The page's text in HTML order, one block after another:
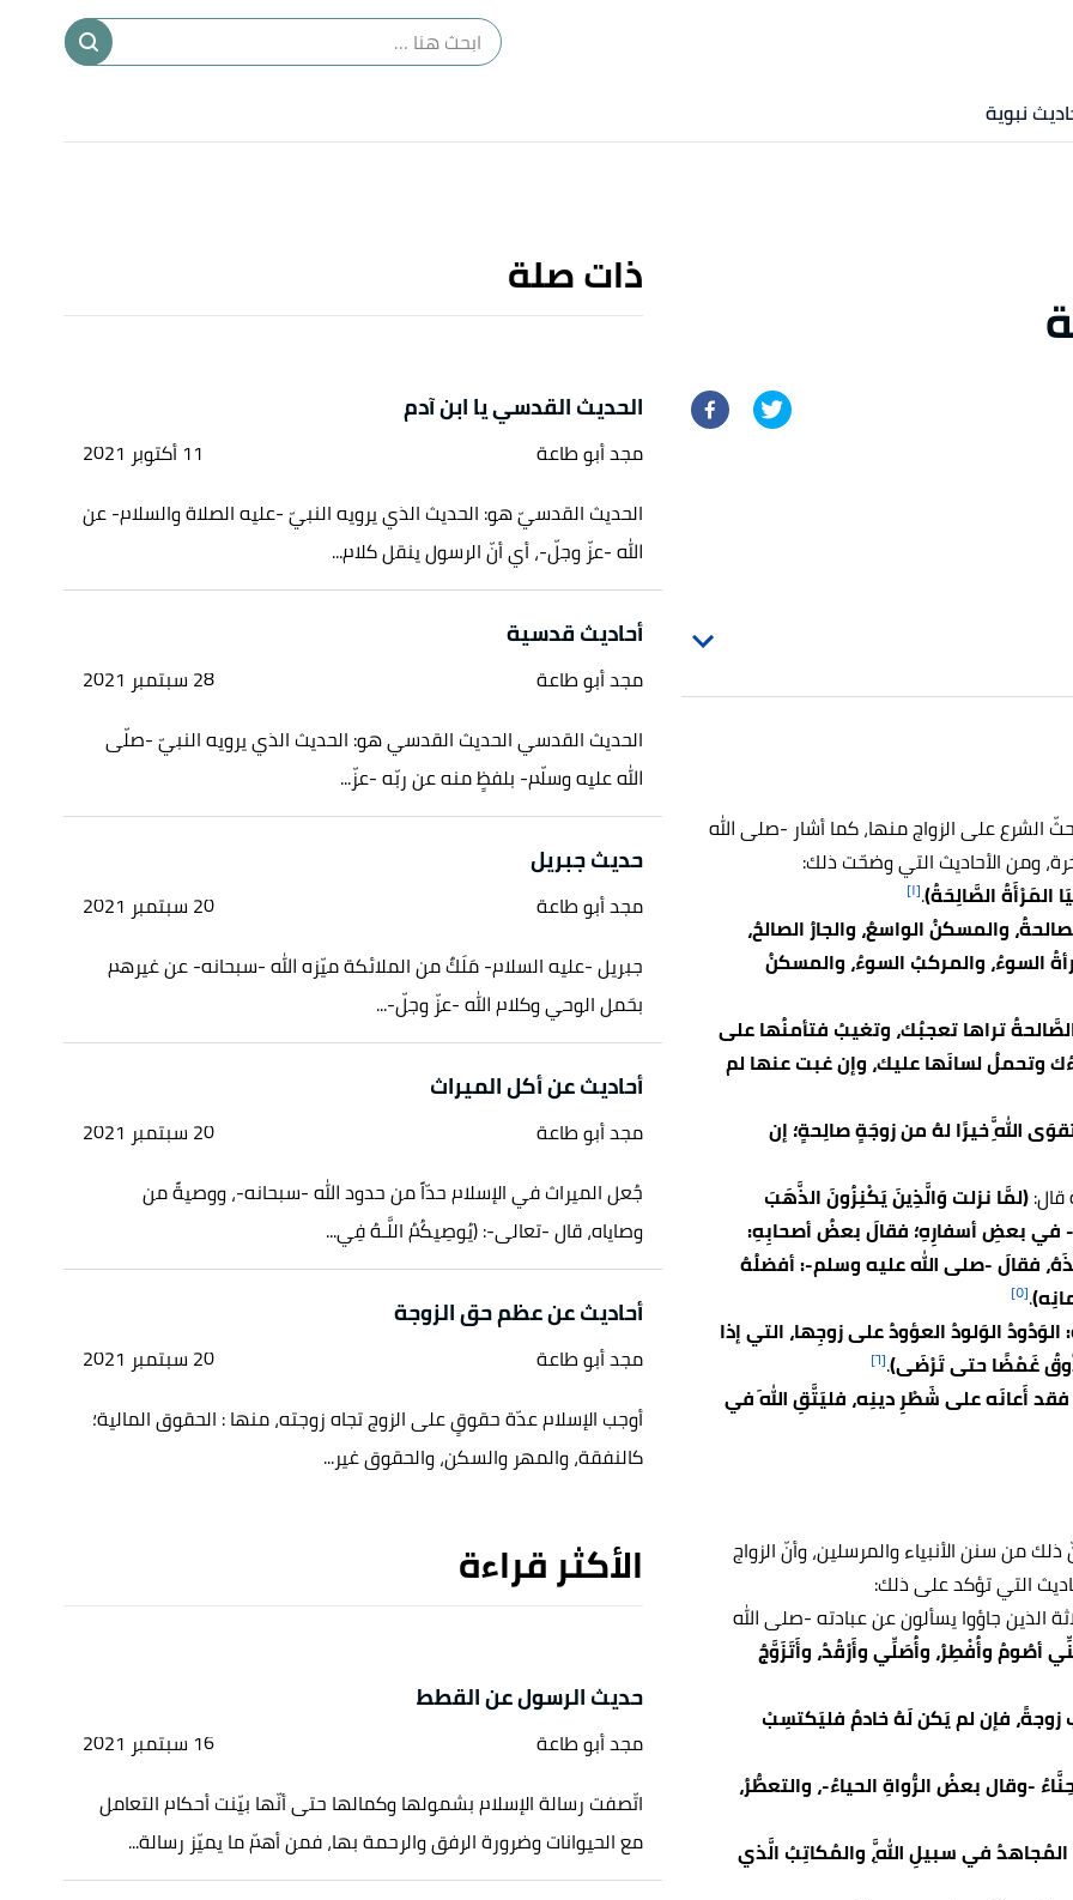
نبوية
الشرع على الزواج منها، كما أشار -صلى الله
ومن الأحاديث التي وضحّت ذلك:
المَرْأَةُ الصَّالِحَةُ).[١]
والمسكنُ الواسعُ، والجارُ الصالحُ،
السوءُ، والمركبُ السوءُ، والمسكنُ
تراها تعجبُك، وتغيبُ فتأمنُها على
وتحملُ لسانَها عليك، وإن غبت عنها لم
اللَّهِ خيرًا لهُ من زوجَةٍ صالِحةٍ؛ إن
قال:(لمَّا نزلت وَالَّذِينَ يَكْنِزُونَ الذَّهَبَ
في بعضِ أسفارِهِ؛ فقالَ بعضُ أصحابِهِ:
فقالَ -صلى الله عليه وسلم-: أفضلُهُ
.[٥]
الوَلودُ العؤودُ على زوجِها، التي إذا
غَمْضًا حتى تَرْضَى).[٦]
فقد أَعانَه على شَطْرِ دينِه، فليَتَّقِ اللهَ في
من سنن الأنبياء والمرسلين، وأنّ الزواج
التي تؤكد على ذلك:
الذين جاؤوا يسألون عن عبادته -صلى الله
أصُومُ وأُفْطِرُ، وأُصَلِّي وأَرْقُدُ، وأَتَزَوَّجُ
زوجةً، فإن لم يَكن لَهُ خادمٌ فليَكتسِبْ
-وقال بعضُ الرُّواةِ الحياءُ-، والتعطُّرُ،
في سبيلِ اللَّهِ، والمُكاتِبُ الَّذي
ذات صلة
الحديث القدسي يا ابن آدم
مجد أبو طاعة
11 أكتوبر 2021
الحديث القدسيّ هو: الحديث الذي يرويه النبيّ -عليه الصلاة والسلام- عن
الله -عزّ وجلّ-، أي أنّ الرسول ينقل كلام...
أحاديث قدسية
مجد أبو طاعة
28 سبتمبر 2021
الحديث القدسي الحديث القدسي هو: الحديث الذي يرويه النبيّ -صلّى
الله عليه وسلّم- بلفظٍ منه عن ربّه -عزّ...
حديث جبريل
مجد أبو طاعة
20 سبتمبر 2021
جبريل -عليه السلام- مَلَكٌ من الملائكة ميّزه الله -سبحانه- عن غيرهم
بحَمل الوحي وكلام الله -عزّ وجلّ-...
أحاديث عن أكل الميراث
مجد أبو طاعة
20 سبتمبر 2021
جُعل الميراث في الإسلام حدّاً من حدود الله -سبحانه-، ووصيةً من
وصاياه، قال -تعالى-: (يُوصِيكُمُ اللَّـهُ فِي...
أحاديث عن عظم حق الزوجة
مجد أبو طاعة
20 سبتمبر 2021
أوجب الإسلام عدّة حقوقٍ على الزوج تجاه زوجته، منها : الحقوق المالية؛
كالنفقة، والمهر والسكن، والحقوق غير...
الأكثر قراءة
حديث الرسول عن القطط
مجد أبو طاعة
16 سبتمبر 2021
اتّصفت رسالة الإسلام بشمولها وكمالها حتى أنّها بيّنت أحكام التعامل
مع الحيوانات وضرورة الرفق والرحمة بها، فمن أهمّ ما يميّز رسالة...